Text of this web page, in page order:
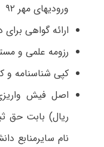
ورودیهای مهر ۹۲
ارائه گواهی برای
رزومه علمی و
کپی شناسنامه و
نام سایرمنابع